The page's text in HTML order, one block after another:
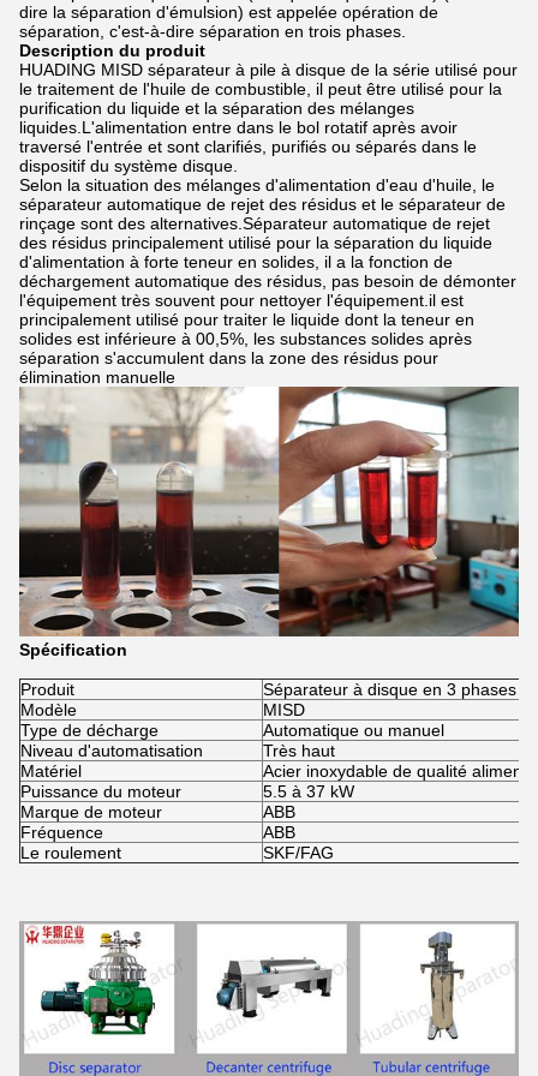
dire la séparation d'émulsion) est appelée opération de
séparation, c'est-à-dire séparation en trois phases.
Description du produit
HUADING MISD séparateur à pile à disque de la série utilisé pour
le traitement de l'huile de combustible, il peut être utilisé pour la
purification du liquide et la séparation des mélanges
liquides.L'alimentation entre dans le bol rotatif après avoir
traversé l'entrée et sont clarifiés, purifiés ou séparés dans le
dispositif du système disque.
Selon la situation des mélanges d'alimentation d'eau d'huile, le
séparateur automatique de rejet des résidus et le séparateur de
rinçage sont des alternatives.Séparateur automatique de rejet
des résidus principalement utilisé pour la séparation du liquide
d'alimentation à forte teneur en solides, il a la fonction de
déchargement automatique des résidus, pas besoin de démonter
l'équipement très souvent pour nettoyer l'équipement.il est
principalement utilisé pour traiter le liquide dont la teneur en
solides est inférieure à 00,5%, les substances solides après
séparation s'accumulent dans la zone des résidus pour
élimination manuelle
Spécification
Produit
Séparateur à disque en 3 phases
Modèle
MISD
Type de décharge
Automatique ou manuel
Niveau d'automatisation
Très haut
Matériel
Acier inoxydable de qualité
Puissance du moteur
5.5 à 37 kW
Marque de moteur
ABB
Fréquence
ABB
Le roulement
SKF/FAG